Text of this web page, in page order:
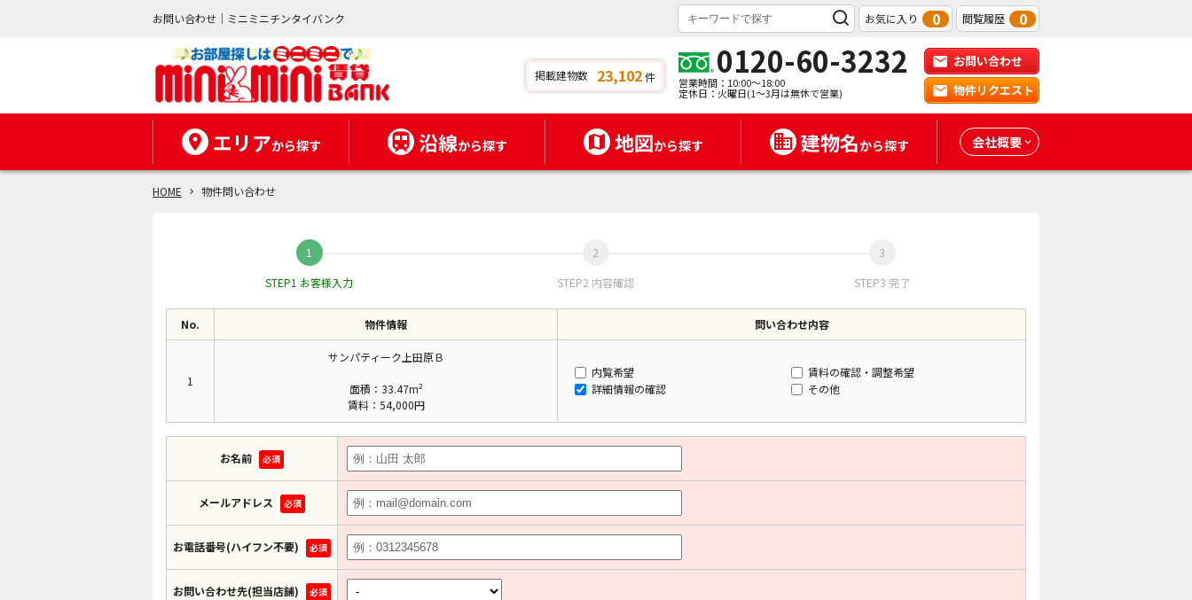
お問い合わせ｜ミニミニチンタイバンク お気に入り 0 閲覧履歴 0
掲載建物数 23,102件 0120-60-3232
営業時間：10:00～18:00
定休日：火曜日(1～3月は無休で営業)
お問い合わせ
物件リクエスト
エリアから探す 沿線から探す 地図から探す 建物名から探す 会社概要
HOME 物件問い合わせ
STEP1 お客様入力 STEP2 内容確認 STEP3 完了
No. 物件情報 問い合わせ内容
1
サンパティーク上田原Ｂ
面積：33.47m²
賃料：54,000円
内覧希望
賃料の確認・調整希望
詳細情報の確認
その他
お名前 必須
メールアドレス 必須
お電話番号(ハイフン不要) 必須
お問い合わせ先(担当店舗) 必須